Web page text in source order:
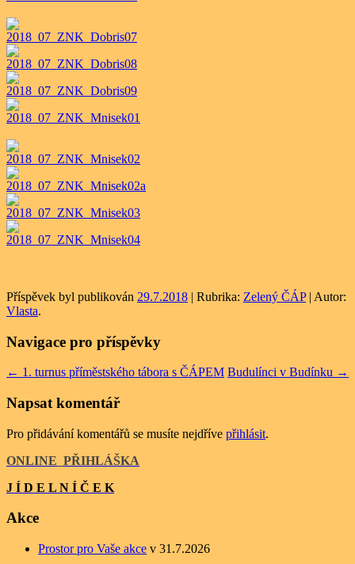
Příspěvek byl publikován 29.7.2018 | Rubrika: Zelený ČÁP| Autor:
Vlasta.
Navigace pro příspěvky
← 1. turnus příměstského tábora s ČÁPEM Budulínci v Budínku →
Napsat komentář
Pro přidávání komentářů se musíte nejdříve přihlásit.
ONLINE PŘIHLÁŠKA
J Í D E L N Í Č E K
Akce
Prostor pro Vaše akce v 31.7.2026